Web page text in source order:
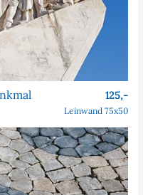
125,-
Leinwand 75x50